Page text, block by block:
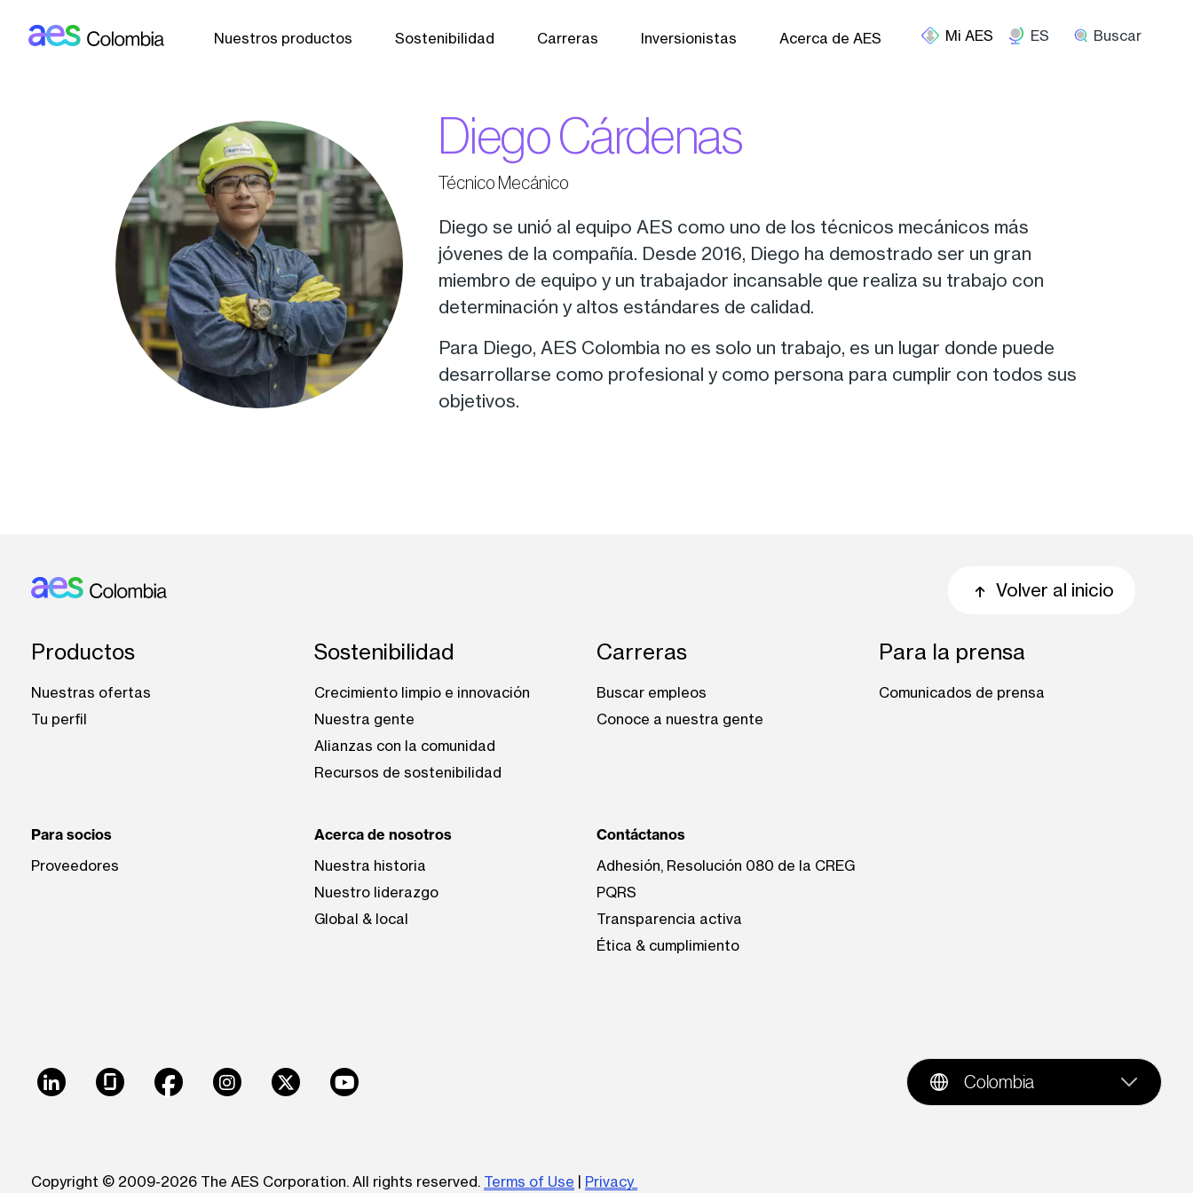
Nuestros productos Sostenibilidad Carreras Inversionistas Acerca de AES ES Buscar
Diego Cárdenas
Técnico Mecánico
Diego se unió al equipo AES como uno de los técnicos mecánicos más
jóvenes de la compañía. Desde 2016, Diego ha demostrado ser un gran
miembro de equipo y un trabajador incansable que realiza su trabajo con
determinación y altos estándares de calidad.
Para Diego, AES Colombia no es solo un trabajo, es un lugar donde puede
desarrollarse como profesional y como persona para cumplir con todos sus
objetivos.
Volver al inicio
Productos
Nuestras ofertas
Tu perfil
Sostenibilidad
Crecimiento limpio e innovación
Nuestra gente
Alianzas con la comunidad
Recursos de sostenibilidad
Carreras
Buscar empleos
Conoce a nuestra gente
Para la prensa
Comunicados de prensa
Para socios
Proveedores
Acerca de nosotros
Nuestra historia
Nuestro liderazgo
Global & local
Contáctanos
Adhesión, Resolución 080 de la CREG
PQRS
Transparencia activa
Ética & cumplimiento
LinkedInGlassdoorFacebookInstagram
X Youtube
Colombia
Copyright © 2009-2026 The AES Corporation. All rights reserved. Terms of Use Privacy